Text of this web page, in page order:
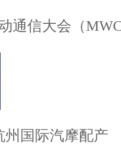
通信大会（
州国际汽摩配产